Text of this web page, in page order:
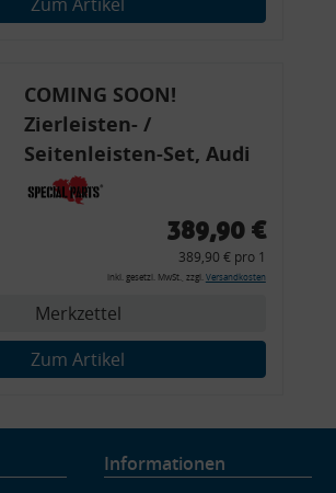
COMING SOON!
Zierleisten- /
Seitenleisten-Set, Audi
80 Cabrio, Coupe, S2, (6x
Zierleiste, 2x Kappe,
Montagewerkzeug)
389,90 €
389,90 € pro 1
inkl. gesetzl. MwSt., zzgl. Versandkosten
Merkzettel
Zum Artikel
Informationen
Standortdaten
zur Identifikation aktiv abfragen